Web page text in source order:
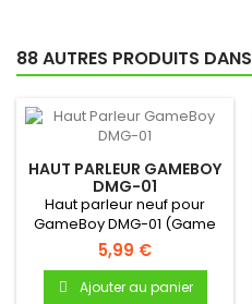
88 AUTRES PRODUITS
HAUT PARLEUR GAMEBOY
DMG-01
Haut parleur neuf pour
GameBoy DMG-01 (Game
Boy Original) !Haut parleur...
5,99 €
Ajouter au panier